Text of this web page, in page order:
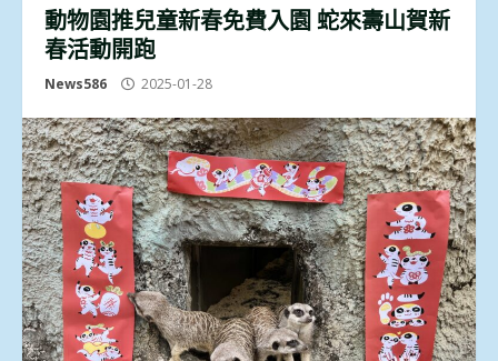
動物園推兒童新春免費入園 蛇來壽山賀新
春活動開跑
News586 2025-01-28